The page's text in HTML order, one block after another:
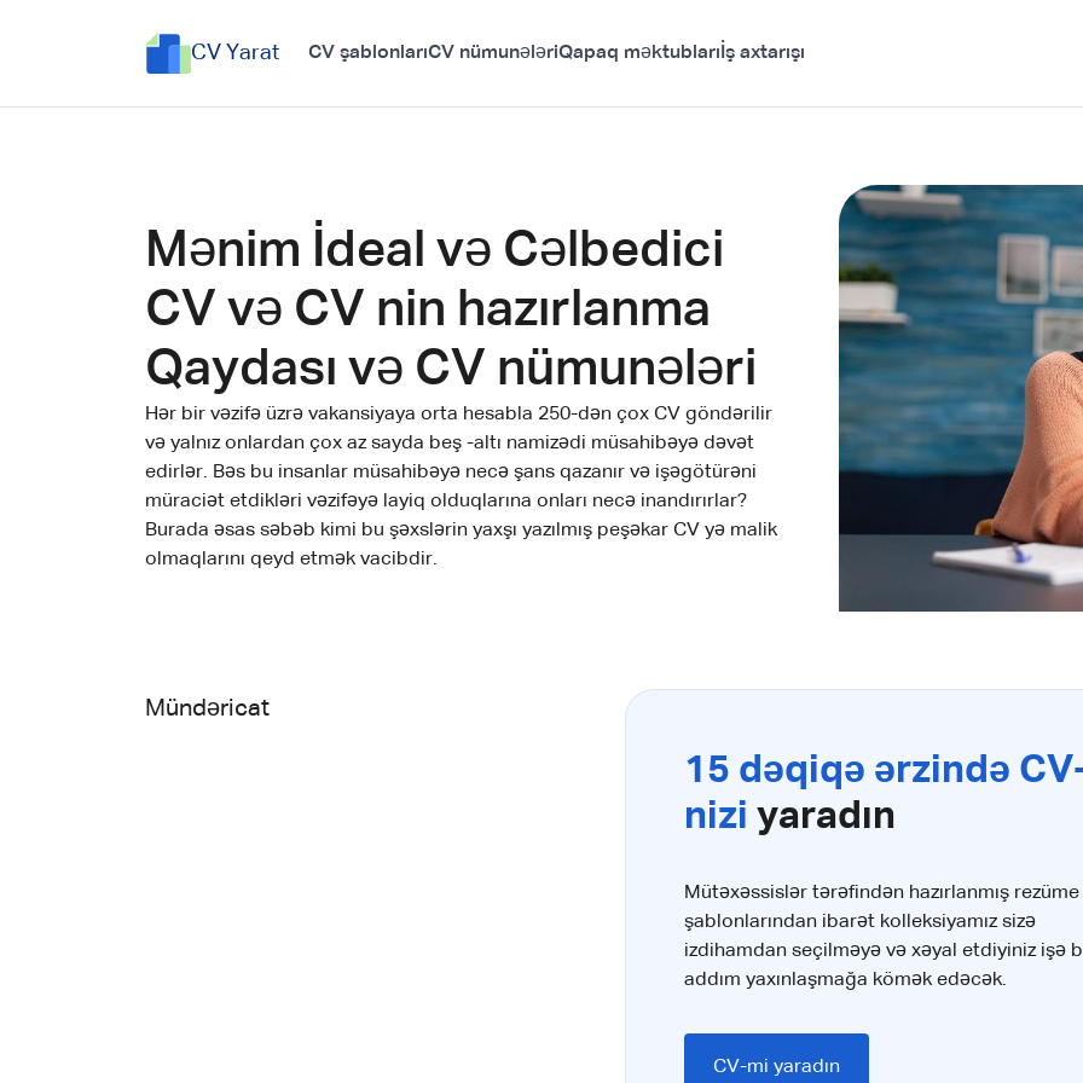
CV Yarat CV şablonlarıCV nümunələriQapaq məktubları İş axtarışı
Mənim İdeal və Cəlbedici
CV və CV nin hazırlanma
Qaydası və CV nümunələri
Hər bir vəzifə üzrə vakansiyaya orta hesabla 250-dən çox CV göndərilir
və yalnız onlardan çox az sayda beş -altı namizədi müsahibəyə dəvət
edirlər. Bəs bu insanlar müsahibəyə necə şans qazanır və işəgötürəni
müraciət etdikləri vəzifəyə layiq olduqlarına onları necə inandırırlar?
Burada əsas səbəb kimi bu şəxslərin yaxşı yazılmış peşəkar CV yə malik
olmaqlarını qeyd etmək vacibdir.
Mündəricat
15 dəqiqə ərzində
nizi yaradın
Mütəxəssislər tərəfindən hazırlanmış rezüme
şablonlarından ibarət kolleksiyamız sizə
izdihamdan seçilməyə və xəyal etdiyiniz işə
addım yaxınlaşmağa kömək edəcək.
CV-mi yaradın